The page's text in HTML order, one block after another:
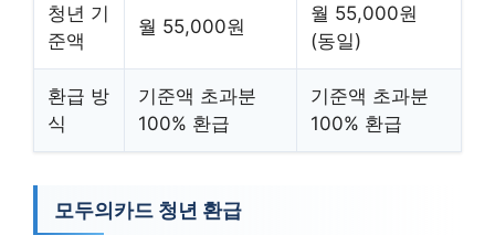
청년 기
준액
월 55,000원
월 55,000원
(동일)
환급 방
식
기준액 초과분
100% 환급
기준액 초과분
100% 환급
모두의카드 청년 환급